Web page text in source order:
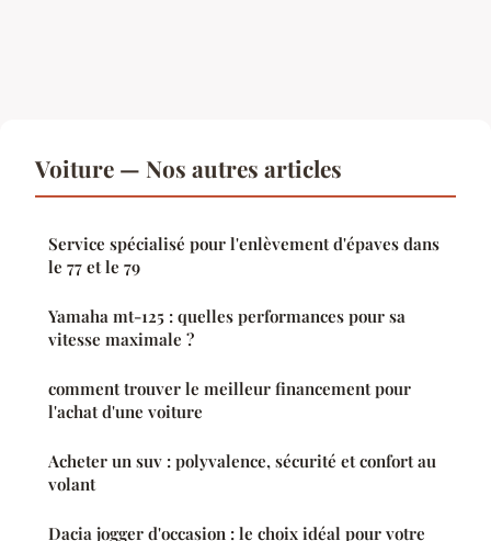
Voiture — Nos autres articles
Service spécialisé pour l'enlèvement d'épaves dans
le 77 et le 79
Yamaha mt-125 : quelles performances pour sa
vitesse maximale ?
comment trouver le meilleur financement pour
l'achat d'une voiture
Acheter un suv : polyvalence, sécurité et confort au
volant
Dacia jogger d'occasion : le choix idéal pour votre